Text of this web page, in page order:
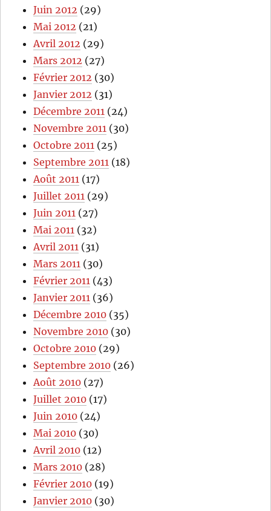
Juin 2012 (29)
Mai 2012 (21)
Avril 2012 (29)
Mars 2012 (27)
Février 2012 (30)
Janvier 2012 (31)
Décembre 2011 (24)
Novembre 2011 (30)
Octobre 2011 (25)
Septembre 2011 (18)
Août 2011 (17)
Juillet 2011 (29)
Juin 2011 (27)
Mai 2011 (32)
Avril 2011 (31)
Mars 2011 (30)
Février 2011 (43)
Janvier 2011 (36)
Décembre 2010 (35)
Novembre 2010 (30)
Octobre 2010 (29)
Septembre 2010 (26)
Août 2010 (27)
Juillet 2010 (17)
Juin 2010 (24)
Mai 2010 (30)
Avril 2010 (12)
Mars 2010 (28)
Février 2010 (19)
Janvier 2010 (30)